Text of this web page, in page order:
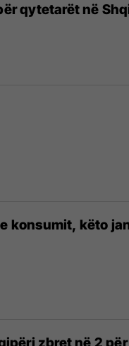
qytetarët në
konsumit, këto
zbret në 2